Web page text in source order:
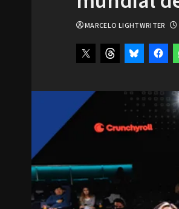
MARCELO LIGHTWRITER